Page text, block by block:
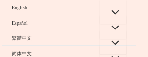
English
Español
繁體中文
简体中文